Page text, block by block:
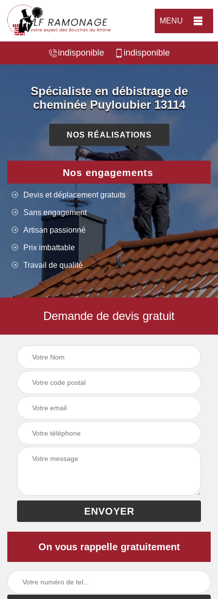
MENU
indisponible indisponible
Spécialiste en débistrage de
cheminée Puyloubier 13114
NOS RÉALISATIONS
Nos engagements
Devis et déplacement gratuits
Sans engagement
Artisan passionné
Prix imbattable
Travail de qualité
Demande de devis gratuit
On vous rappelle gratuitement